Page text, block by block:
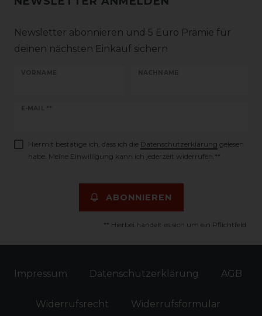
Newsletter abonnieren und 5 Euro Prämie für
deinen nächsten Einkauf sichern
VORNAME NACHNAME
E-MAIL **
Newsletter
Hiermit bestätige ich, dass ich die Daten­schutz­erklärung gelesen
habe. Meine Einwilligung kann ich jederzeit widerrufen.**
ABONNIEREN
** Hierbei handelt es sich um ein Pflichtfeld.
Impressum Daten­schutz­erklärung AGB
Widerrufs­recht Widerrufs­formular